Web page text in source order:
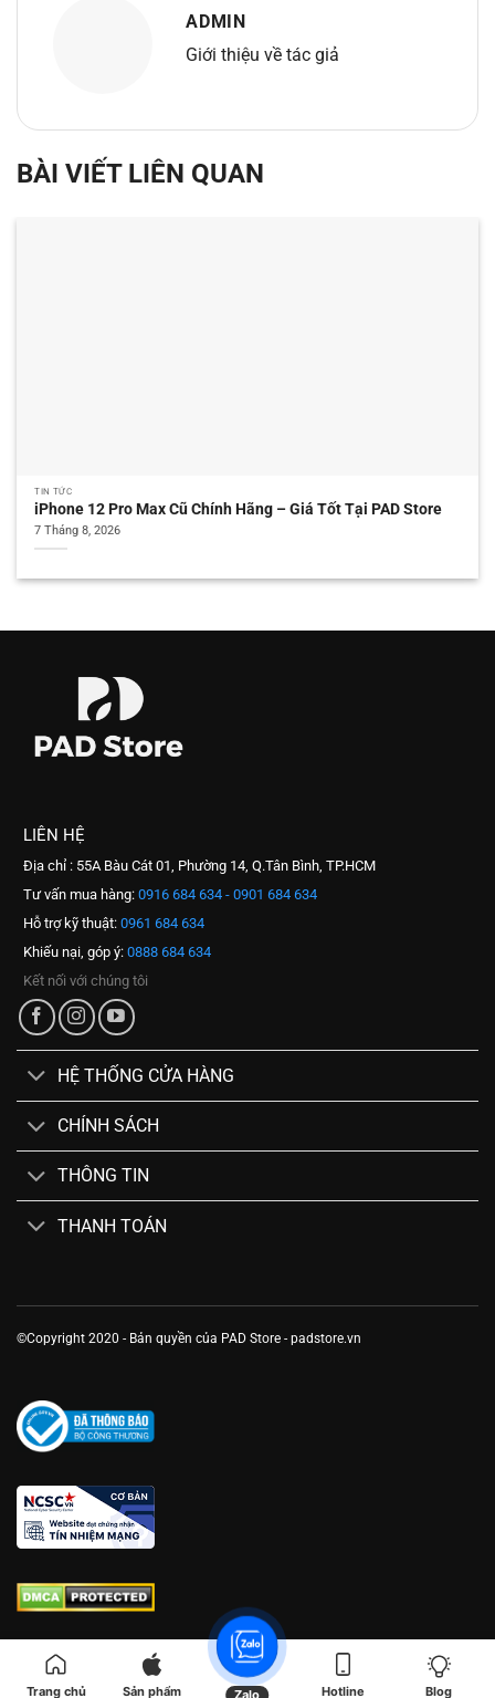
ADMIN
Giới thiệu về tác giả
BÀI VIẾT LIÊN QUAN
TIN TỨC
iPhone 12 Pro Max Cũ Chính Hãng – Giá Tốt Tại PAD Store
7 Tháng 8, 2026
LIÊN HỆ
Địa chỉ : 55A Bàu Cát 01, Phường 14, Q.Tân Bình, TP.HCM
Tư vấn mua hàng: 0916 684 634 - 0901 684 634
Hỗ trợ kỹ thuật: 0961 684 634
Khiếu nại, góp ý: 0888 684 634
Kết nối với chúng tôi
HỆ THỐNG CỬA HÀNG
CHÍNH SÁCH
THÔNG TIN
THANH TOÁN
©Copyright 2020 - Bản quyền của PAD Store - padstore.vn
Trang chủ Sản phẩm Zalo Hotline Blog